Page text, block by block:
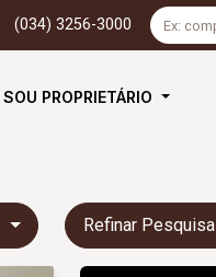
(034) 3256-3000
SOU PROPRIETÁRIO
Refinar Pesquisa